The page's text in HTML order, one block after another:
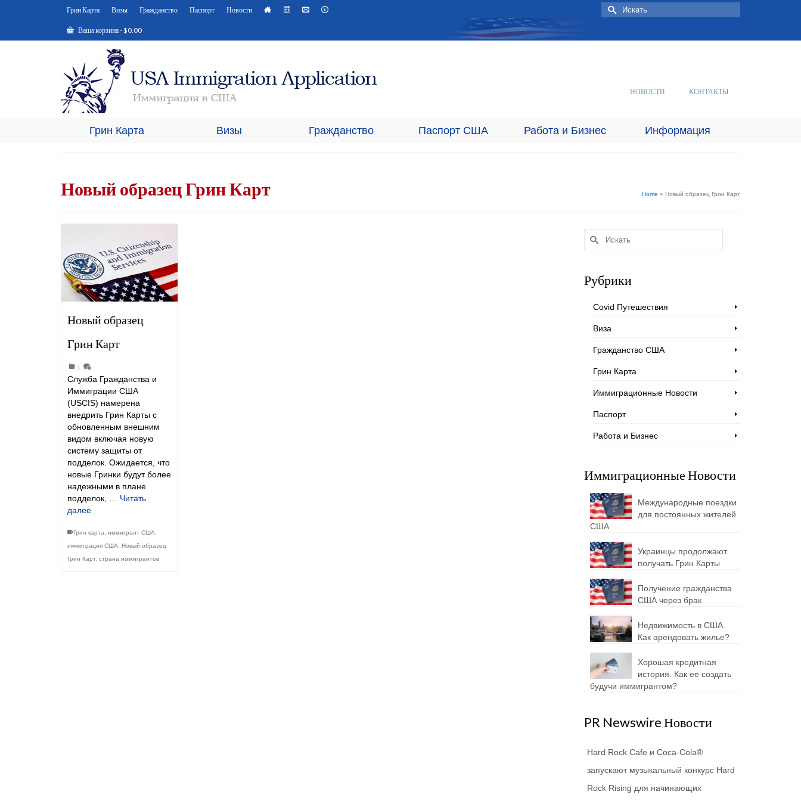
Грин Карта Визы Гражданство Паспорт Новости
Ваша корзина-$0.00
Искать:
НОВОСТИ КОНТАКТЫ
Грин Карта Визы Гражданство Паспорт США Работа и Бизнес Информация
Новый образец Грин Карт Home » Новый образец Грин Карт
Новый образец
Грин Карт
Служба Гражданства и
Иммиграции США
(USCIS) намерена
внедрить Грин Карты с
обновленным внешним
видом включая новую
систему защиты от
подделок. Ожидается, что
новые Гринки будут более
надежными в плане
подделок, … Читать
далее
Грин карта, иммигрант США,
иммиграция США, Новый образец
Грин Карт, страна иммигрантов
Искать:
Рубрики
Covid Путешествия
Виза
Гражданство США
Грин Карта
Иммиграционные Новости
Паспорт
Работа и Бизнес
Иммиграционные Новости
Международные поездки
для постоянных жителей
США
Украинцы продолжают
получать Грин Карты
Получение гражданства
США через брак
Недвижимость в США.
Как арендовать жилье?
Хорошая кредитная
история. Как ее создать
будучи иммигрантом?
PR Newswire Новости
Hard Rock Cafe и Coca-Cola®
запускают музыкальный конкурс Hard
Rock Rising для начинающих